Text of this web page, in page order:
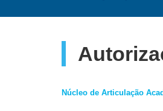
Núcleo de Articulação